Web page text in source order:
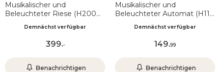
Musikalischer und
Beleuchteter Riese (H200
TeddybärDemnächst verfügbar
399.-
Benachrichtigen
Musikalischer und
Beleuchteter Automat (H110
TeddybärDemnächst verfügbar
149.99
Benachrichtigen